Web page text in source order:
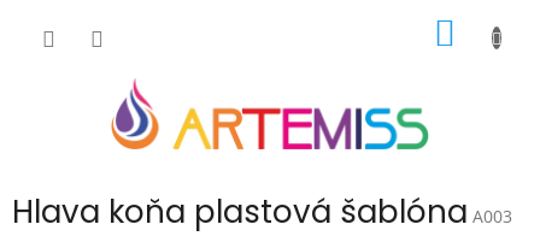
Hlava koňa plastová šablóna A003